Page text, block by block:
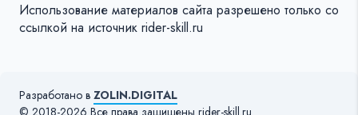
Использование материалов сайта разрешено только со
ссылкой на источник rider-skill.ru
Разработано в ZOLIN.DIGITAL